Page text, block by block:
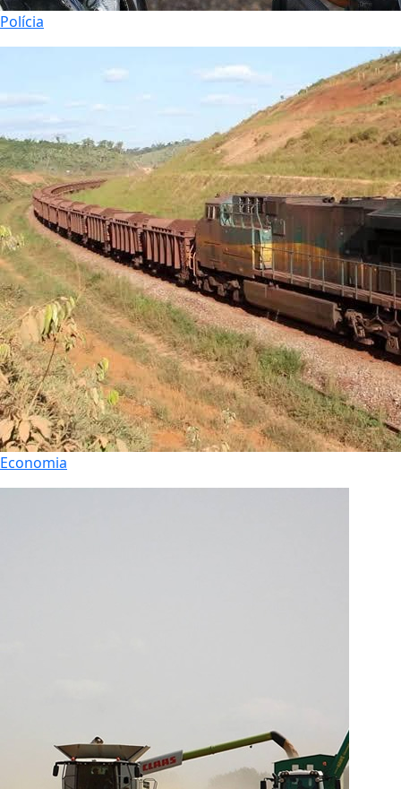
Polícia
Economia